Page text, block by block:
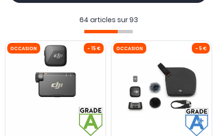
64 articles sur93